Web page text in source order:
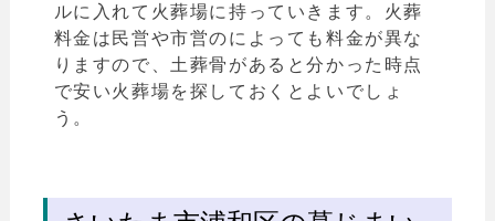
ルに入れて火葬場に持っていきます。 火葬
料金は民営や市営のによっても料金が異な
りますので、土葬骨があると分かった時点
で安い火葬場を探しておくとよいでしょ
う。